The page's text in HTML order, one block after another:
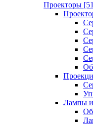
Проекторы
Лампы и